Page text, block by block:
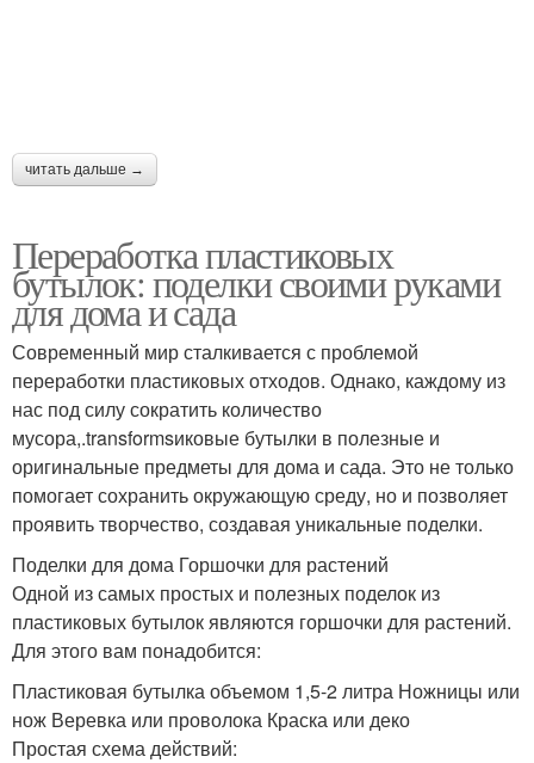
читать дальше →
Переработка пластиковых
бутылок: поделки своими руками
для дома и сада
Современный мир сталкивается с проблемой
переработки пластиковых отходов. Однако, каждому из
нас под силу сократить количество
мусора,.transformsиковые бутылки в полезные и
оригинальные предметы для дома и сада. Это не только
помогает сохранить окружающую среду, но и позволяет
проявить творчество, создавая уникальные поделки.
Поделки для дома Горшочки для растений
Одной из самых простых и полезных поделок из
пластиковых бутылок являются горшочки для растений.
Для этого вам понадобится:
Пластиковая бутылка объемом 1,5-2 литра Ножницы или
нож Веревка или проволока Краска или деко
Простая схема действий: